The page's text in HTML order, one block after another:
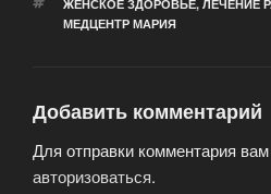
МЕТКИ
ЖЕНСКОЕ ЗДОРОВЬЕ, ЛЕЧЕНИЕ
МЕДЦЕНТР МАРИЯ
Добавить комментарий
Для отправки комментария
авторизоваться.